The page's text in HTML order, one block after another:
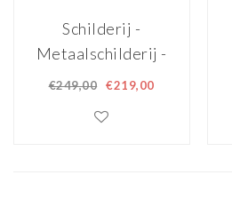
Schilderij -
Metaalschilderij -
8 Gansen op een rij
€249,00 €219,00